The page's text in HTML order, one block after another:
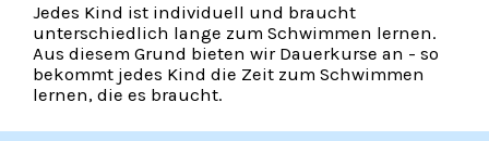
Jedes Kind ist individuell und braucht
unterschiedlich lange zum Schwimmen lernen.
Aus diesem Grund bieten wir Dauerkurse an - so
bekommt jedes Kind die Zeit zum Schwimmen
lernen, die es braucht.